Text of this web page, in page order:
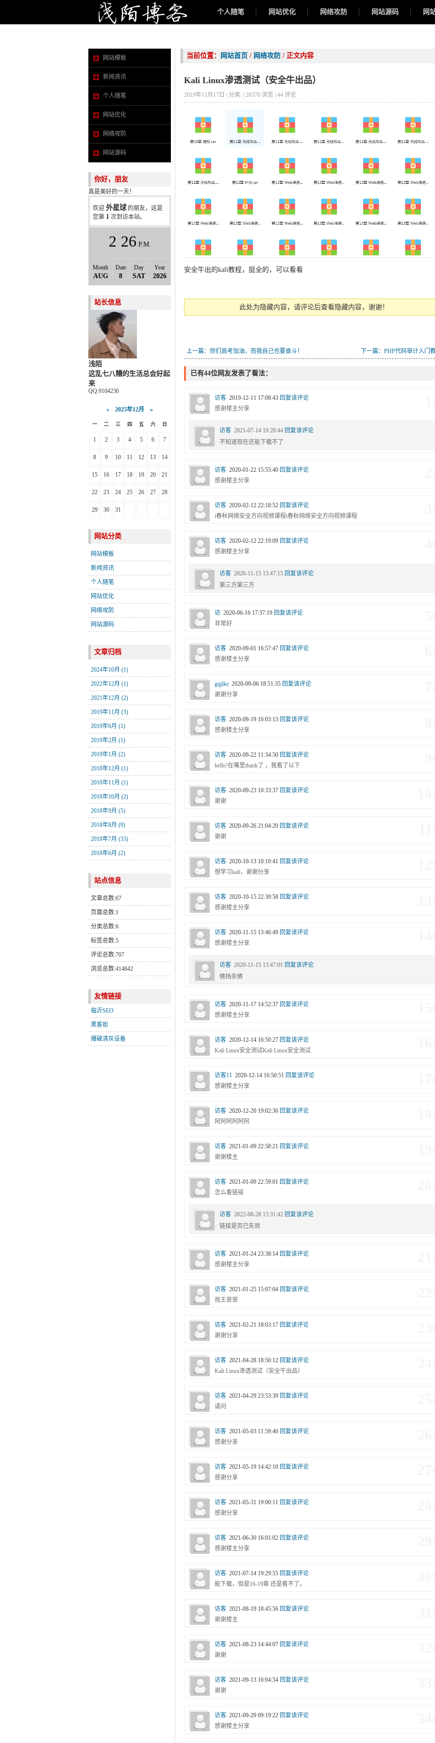
个人随笔 网站优化 网络攻防 网站源码 网
网站模板
新闻资讯
个人随笔
网站优化
网络攻防
网站源码
你好，朋友
真是美好的一天！
欢迎 外星球 的朋友，这是
您第 1 次到访本站。
2 26 P.M.
Month
AUG
Date
8
Day
SAT
Year
2026
站长信息
浅陌
这乱七八糟的生活总会好起
来
QQ:9104230
« 2025年12月 »
一 二 三 四 五 六 日
1 2 3 4 5 6 7
8 9 10 11 12 13 14
15 16 17 18 19 20 21
22 23 24 25 26 27 28
29 30 31
网站分类
网站模板
新闻资讯
个人随笔
网站优化
网络攻防
网站源码
文章归档
2024年10月 (1)
2022年12月 (1)
2021年12月 (2)
2019年11月 (3)
2019年6月 (1)
2019年2月 (1)
2019年1月 (2)
2018年12月 (1)
2018年11月 (1)
2018年10月 (2)
2018年9月 (5)
2018年8月 (9)
2018年7月 (33)
2018年6月 (2)
站点信息
文章总数:67
页面总数:1
分类总数:6
标签总数:5
评论总数:707
浏览总数:414842
友情链接
临沂SEO
黑客街
爆破清灰设备
当前位置： 网站首页 / 网络攻防 / 正文内容
Kali Linux渗透测试（安全牛出品）
2019年11月17日 | 分类: | 20370 浏览 | 44 评论
安全牛出的kali教程，挺全的，可以看看
此处为隐藏内容，请评论后查看隐藏内容，谢谢！
上一篇：你们高考加油，而我自己也要奋斗！ 下一篇：PHP代码审计入门
已有44位网友发表了看法：
访客 2019-12-11 17:08:43 回复该评论
感谢楼主分享
访客 2021-07-14 19:28:44 回复该评论
不知道现在还能下载不了
访客 2020-01-22 15:55:40 回复该评论
感谢楼主分享
访客 2020-02-12 22:18:52 回复该评论
i春秋网络安全方向视频课程i春秋网络安全方向视频课程
访客 2020-02-12 22:19:09 回复该评论
感谢楼主分享
访客 2020-11-15 13:47:15 回复该评论
第三方第三方
访 2020-06-16 17:37:19 回复该评论
非常好
访客 2020-09-01 16:57:47 回复该评论
感谢楼主分享
gqjike 2020-09-06 18:51:35 回复该评论
谢谢分享
访客 2020-09-19 16:03:13 回复该评论
感谢楼主分享
访客 2020-09-22 11:34:50 回复该评论
hello!在嘴里thank了 ，我看了以下
访客 2020-09-23 10:33:37 回复该评论
谢谢
访客 2020-09-26 21:04:20 回复该评论
谢谢
访客 2020-10-13 10:10:41 回复该评论
想学习kali，谢谢分享
访客 2020-10-15 22:30:58 回复该评论
感谢楼主分享
访客 2020-11-15 13:46:49 回复该评论
感谢楼主分享
访客 2020-11-15 13:47:01 回复该评论
佛挡杀佛
访客 2020-11-17 14:52:37 回复该评论
感谢楼主分享
访客 2020-12-14 16:50:27 回复该评论
Kali Linux安全测试Kali Linux安全测试
访客11 2020-12-14 16:50:51 回复该评论
感谢楼主分享
访客 2020-12-20 19:02:36 回复该评论
阿阿阿阿阿阿
访客 2021-01-09 22:58:21 回复该评论
谢谢楼主
访客 2021-01-09 22:59:01 回复该评论
怎么看链接
访客 2022-08-28 15:31:42 回复该评论
链接是否已失效
访客 2021-01-24 23:38:14 回复该评论
感谢楼主分享
访客 2021-01-25 15:07:04 回复该评论
而王菲菲
访客 2021-02-21 18:03:17 回复该评论
谢谢分享
访客 2021-04-28 18:56:12 回复该评论
Kali Linux渗透测试（安全牛出品）
访客 2021-04-29 23:53:39 回复该评论
请问
访客 2021-05-03 11:59:40 回复该评论
感谢分享
访客 2021-05-19 14:42:10 回复该评论
感谢分享
访客 2021-05-31 19:00:11 回复该评论
感谢分享
访客 2021-06-30 16:01:02 回复该评论
感谢楼主分享
访客 2021-07-14 19:29:55 回复该评论
能下载，但是16-19章 还是看不了。
访客 2021-08-19 18:45:56 回复该评论
谢谢楼主
访客 2021-08-23 14:44:07 回复该评论
谢谢
访客 2021-09-13 16:04:54 回复该评论
谢谢
访客 2021-09-29 09:19:22 回复该评论
感谢楼主分享